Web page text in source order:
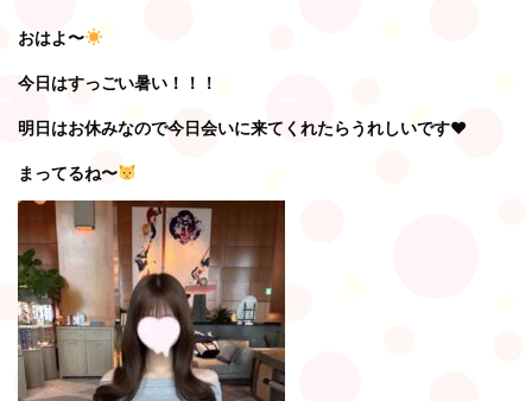
おはよ〜
今日はすっごい暑い！！！
明日はお休みなので今日会いに来てくれたらうれしいです♥️
まってるね〜